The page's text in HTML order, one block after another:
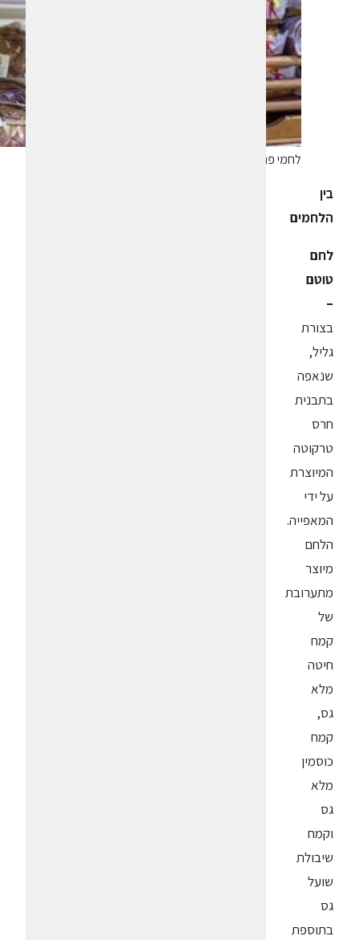
לחמי פת שטינבך בסניף סטופ מרקט
בין
הלחמים
לחם
טוטם
–
בצורת
גליל,
שנאפה
בתבנית
חרס
טרקוטה
המיוצרת
על ידי
המאפייה.
הלחם
מיוצר
מתערובת
של
קמח
חיטה
מלא
גס,
קמח
כוסמין
מלא
גס
וקמח
שיבולת
שועל
גס
בתוספת